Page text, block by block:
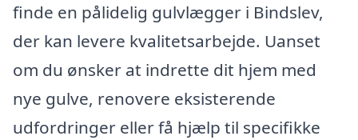
finde en pålidelig gulvlægger i Bindslev,
der kan levere kvalitetsarbejde. Uanset
om du ønsker at indrette dit hjem med
nye gulve, renovere eksisterende
udfordringer eller få hjælp til specifikke